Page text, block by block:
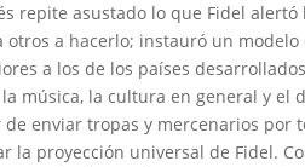
repite asustado lo que Fidel
a hacerlo; instauró un
a los de los países
música, la cultura en general y el
de enviar tropas y mercenarios
la proyección universal de Fidel.